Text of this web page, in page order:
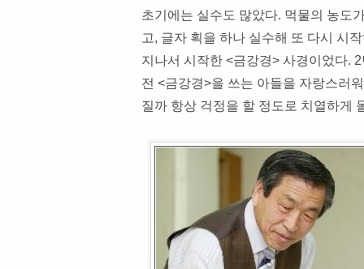
초기에는 실수도 많았다. 먹물의 농도
고, 글자 획을 하나 실수해 또 다시 시
지나서 시작한 <금강경> 사경이었다.
전 <금강경>을 쓰는 아들을 자랑스러
질까 항상 걱정을 할 정도로 치열하게